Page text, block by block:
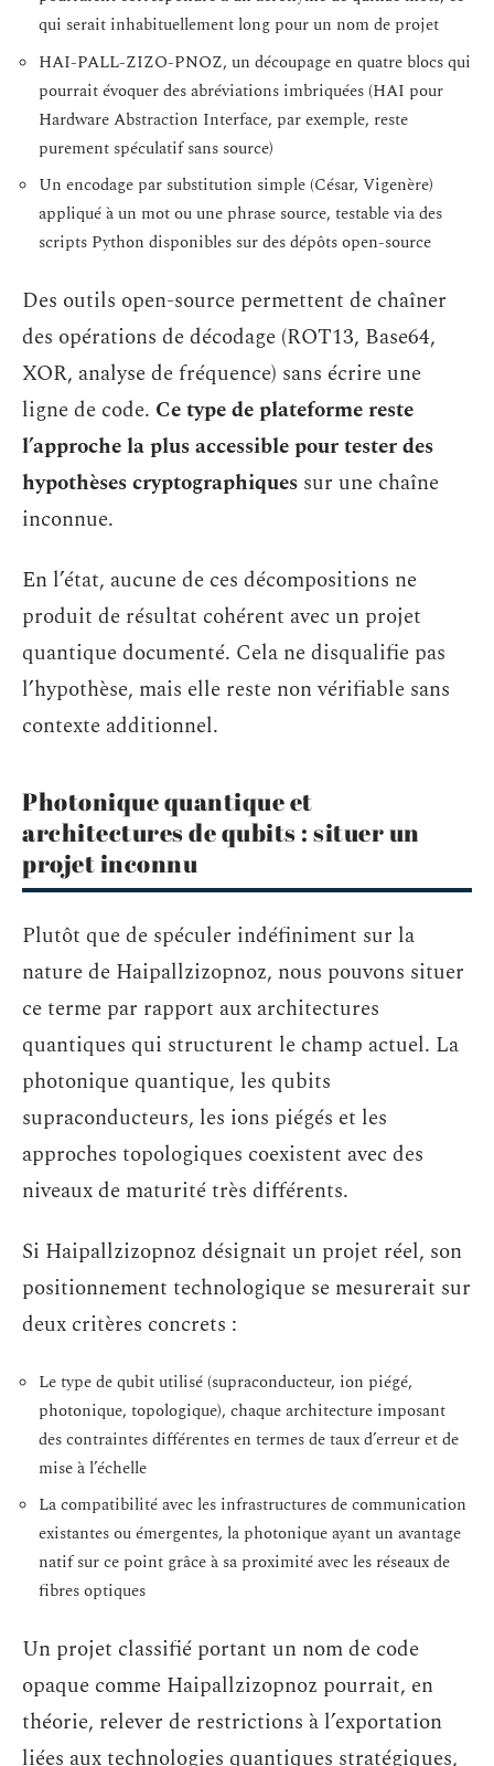
qui serait inhabituellement long pour un nom de projet
HAI-PALL-ZIZO-PNOZ, un découpage en quatre blocs qui
pourrait évoquer des abréviations imbriquées (HAI pour
Hardware Abstraction Interface, par exemple, reste
purement spéculatif sans source)
Un encodage par substitution simple (César, Vigenère)
appliqué à un mot ou une phrase source, testable via des
scripts Python disponibles sur des dépôts open-source
Des outils open-source permettent de chaîner
des opérations de décodage (ROT13, Base64,
XOR, analyse de fréquence) sans écrire une
ligne de code. Ce type de plateforme reste
l’approche la plus accessible pour tester des
hypothèses cryptographiques sur une chaîne
inconnue.
En l’état, aucune de ces décompositions ne
produit de résultat cohérent avec un projet
quantique documenté. Cela ne disqualifie pas
l’hypothèse, mais elle reste non vérifiable sans
contexte additionnel.
Photonique quantique et
architectures de qubits : situer un
projet inconnu
Plutôt que de spéculer indéfiniment sur la
nature de Haipallzizopnoz, nous pouvons situer
ce terme par rapport aux architectures
quantiques qui structurent le champ actuel. La
photonique quantique, les qubits
supraconducteurs, les ions piégés et les
approches topologiques coexistent avec des
niveaux de maturité très différents.
Si Haipallzizopnoz désignait un projet réel, son
positionnement technologique se mesurerait sur
deux critères concrets :
Le type de qubit utilisé (supraconducteur, ion piégé,
photonique, topologique), chaque architecture imposant
des contraintes différentes en termes de taux d’erreur et de
mise à l’échelle
La compatibilité avec les infrastructures de communication
existantes ou émergentes, la photonique ayant un avantage
natif sur ce point grâce à sa proximité avec les réseaux de
fibres optiques
Un projet classifié portant un nom de code
opaque comme Haipallzizopnoz pourrait, en
théorie, relever de restrictions à l’exportation
liées aux technologies quantiques stratégiques,